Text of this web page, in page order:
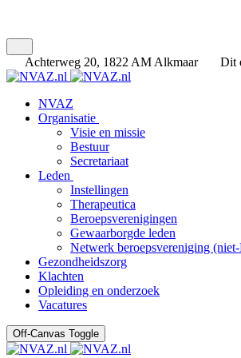
Achterweg 20, 1822 AM Alkmaar Dit
NVAZ
Organisatie
Visie en missie
Bestuur
Secretariaat
Leden
Instellingen
Therapeutica
Beroepsverenigingen
Gewaarborgde leden
Netwerk beroepsvereniging
Gezondheidszorg
Klachten
Opleiding en onderzoek
Vacatures
Off-Canvas Toggle